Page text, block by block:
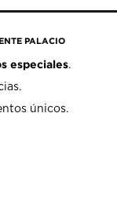
PALACIO
especiales.
únicos.